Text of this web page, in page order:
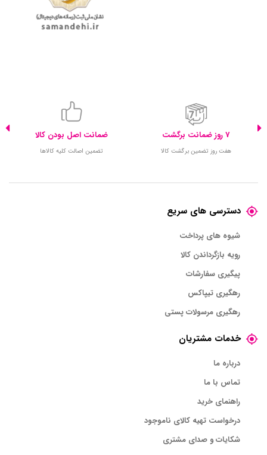
7 روز ضمانت برگشت
هفت روز تضمین برگشت کالا
ضمانت اصل بودن کالا
تضمین اصالت کلیه کالاها
دسترسی های سریع
شیوه های پرداخت
رویه بازگرداندن کالا
پیگیری سفارشات
رهگیری تیپاکس
رهگیری مرسولات پستی
خدمات مشتریان
درباره ما
تماس با ما
راهنمای خرید
درخواست تهیه کالای ناموجود
شکایات و صدای مشتری